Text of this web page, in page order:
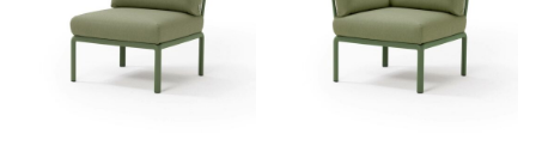
deseos
deseos